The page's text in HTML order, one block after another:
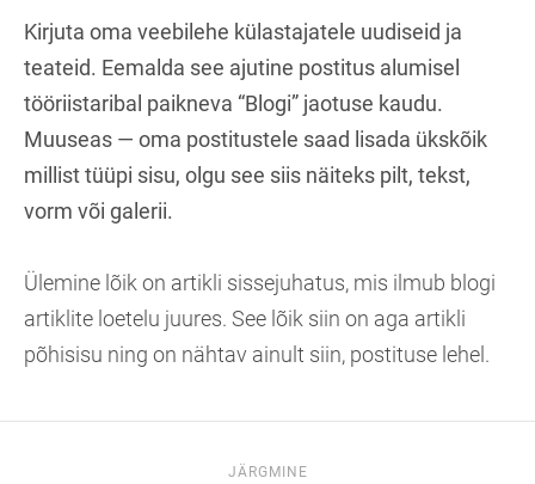
Kirjuta oma veebilehe külastajatele uudiseid ja
teateid. Eemalda see ajutine postitus alumisel
tööriistaribal paikneva “Blogi” jaotuse kaudu.
Muuseas — oma postitustele saad lisada ükskõik
millist tüüpi sisu, olgu see siis näiteks pilt, tekst,
vorm või galerii.
Ülemine lõik on artikli sissejuhatus, mis ilmub blogi
artiklite loetelu juures. See lõik siin on aga artikli
põhisisu ning on nähtav ainult siin, postituse lehel.
JÄRGMINE